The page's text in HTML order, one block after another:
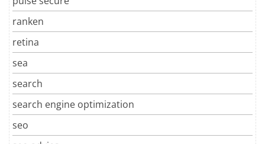
ranken
retina
sea
search
search engine optimization
seo